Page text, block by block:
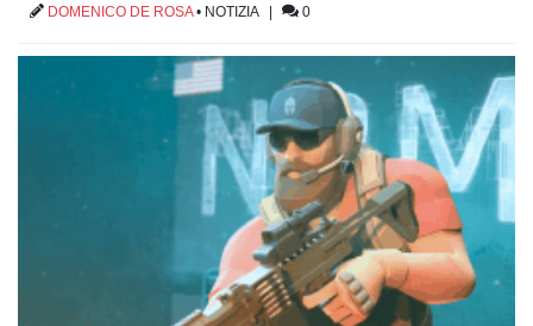
DOMENICO DE ROSA• NOTIZIA| 0